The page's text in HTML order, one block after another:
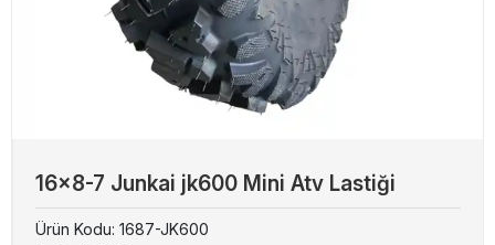
16x8-7 Junkai jk600 Mini Atv Lastiği
Ürün Kodu: 1687-JK600